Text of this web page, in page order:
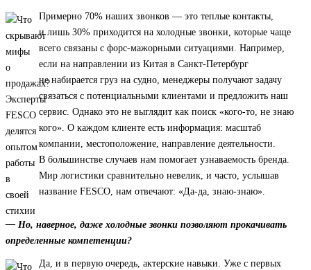
Примерно 70% наших звонков — это теплые контакты,
и лишь 30% приходится на холодные звонки, которые чаще
всего связаны с форс-мажорными ситуациями. Например,
если на направлении из Китая в Санкт-Петербург
не набирается груз на судно, менеджеры получают задачу
связаться с потенциальными клиентами и предложить наш
сервис. Однако это не выглядит как поиск «кого-то, не знаю
кого». О каждом клиенте есть информация: масштаб
компании, местоположение, направление деятельности.
В большинстве случаев нам помогает узнаваемость бренда.
Мир логистики сравнительно невелик, и часто, услышав
название FESCO, нам отвечают: «Да-да, знаю-знаю».
— Но, наверное, даже холодные звонки позволяют прокачивать
определенные компетенции?
Да, и в первую очередь, актерские навыки. Уже с первых